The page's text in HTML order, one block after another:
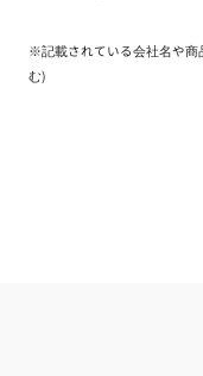
※記載されている会社名や商
む)